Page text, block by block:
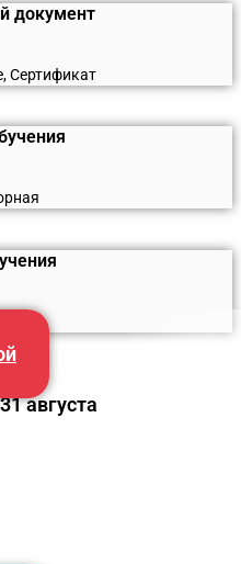
документ
Сертификат
августа